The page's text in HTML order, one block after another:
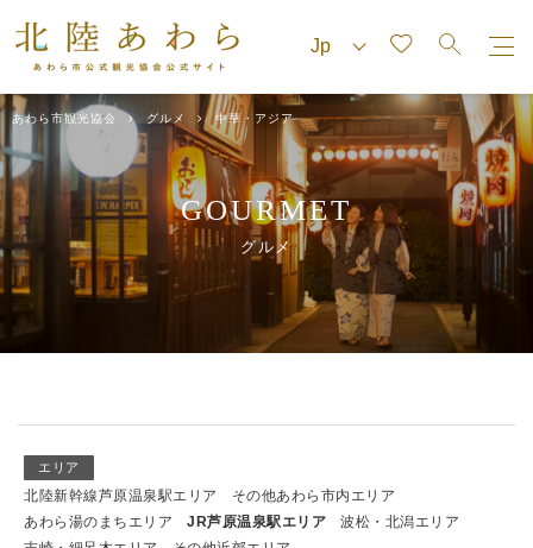
あわら市観光協会 グルメ 中華・アジア
GOURMET
グルメ
エリア
北陸新幹線芦原温泉駅エリア
その他あわら市内エリア
あわら湯のまちエリア
JR芦原温泉駅エリア
波松・北潟エリア